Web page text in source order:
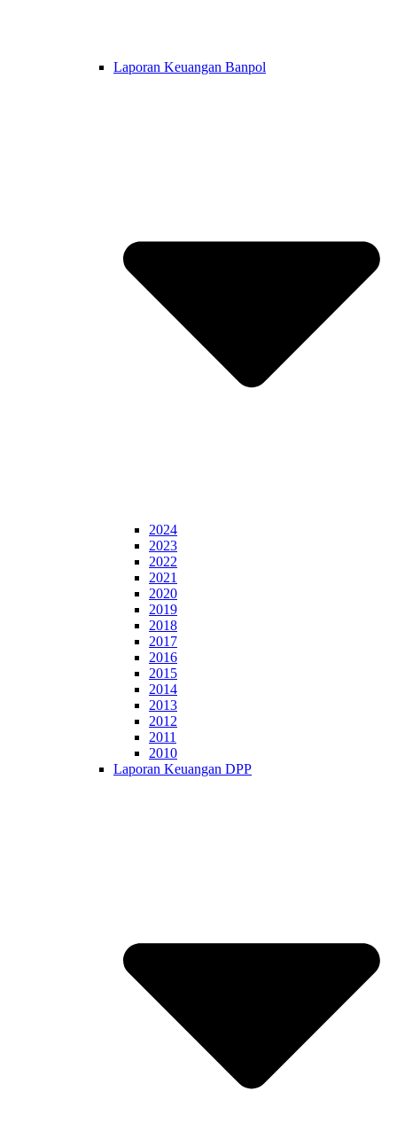
Laporan Keuangan Banpol
2024
2023
2022
2021
2020
2019
2018
2017
2016
2015
2014
2013
2012
2011
2010
Laporan Keuangan DPP